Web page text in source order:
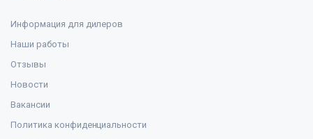
Информация для дилеров
Наши работы
Отзывы
Новости
Вакансии
Политика конфиденциальности